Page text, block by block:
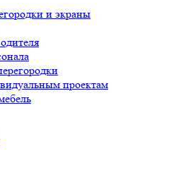
и экраны
проектам